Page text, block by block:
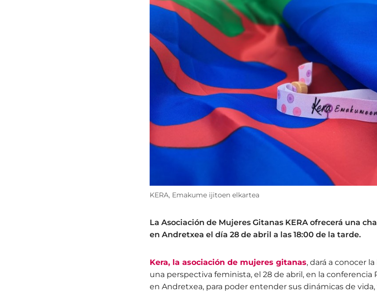
KERA, Emakume ijitoen elkartea
La Asociación de Mujeres Gitanas KERA ofrecerá una
en Andretxea el día 28 de abril a las 18:00 de la tarde.
Kera, la asociación de mujeres gitanas, dará a conocer
una perspectiva feminista, el 28 de abril, en la conferencia
en Andretxea, para poder entender sus dinámicas de